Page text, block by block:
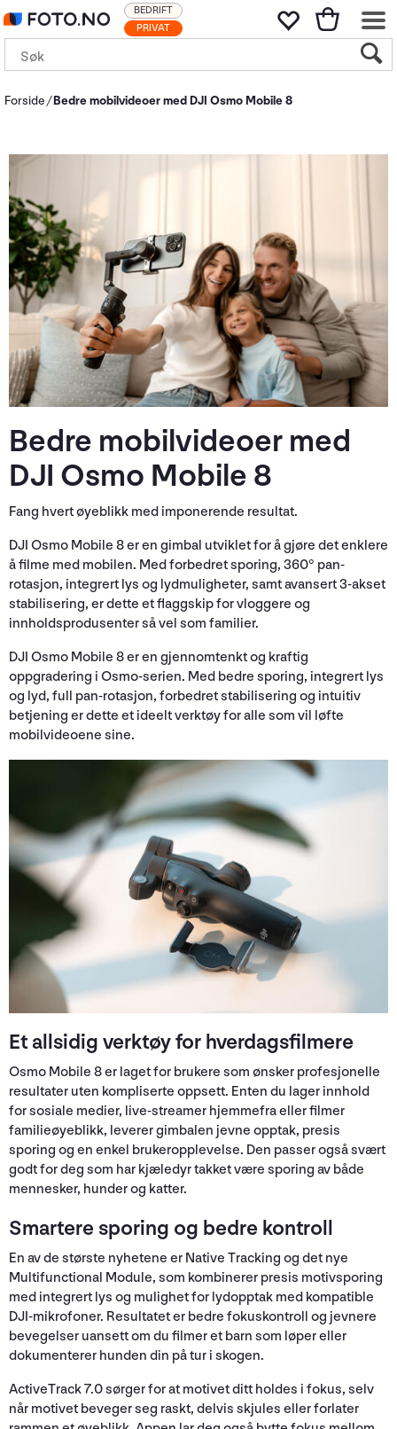
PRIVAT
BEDRIFT
Forside Bedre mobilvideoer med DJI Osmo Mobile 8
Bedre mobilvideoer med
DJI Osmo Mobile 8
Fang hvert øyeblikk med imponerende resultat.
DJI Osmo Mobile 8 er en gimbal utviklet for å gjøre det enklere
å filme med mobilen. Med forbedret sporing, 360° pan-
rotasjon, integrert lys og lydmuligheter, samt avansert 3-akset
stabilisering, er dette et flaggskip for vloggere og
innholdsprodusenter så vel som familier.
DJI Osmo Mobile 8 er en gjennomtenkt og kraftig
oppgradering i Osmo-serien. Med bedre sporing, integrert lys
og lyd, full pan-rotasjon, forbedret stabilisering og intuitiv
betjening er dette et ideelt verktøy for alle som vil løfte
mobilvideoene sine.
Et allsidig verktøy for hverdagsfilmere
Osmo Mobile 8 er laget for brukere som ønsker profesjonelle
resultater uten kompliserte oppsett. Enten du lager innhold
for sosiale medier, live-streamer hjemmefra eller filmer
familieøyeblikk, leverer gimbalen jevne opptak, presis
sporing og en enkel brukeropplevelse. Den passer også svært
godt for deg som har kjæledyr takket være sporing av både
mennesker, hunder og katter.
Smartere sporing og bedre kontroll
En av de største nyhetene er Native Tracking og det nye
Multifunctional Module, som kombinerer presis motivsporing
med integrert lys og mulighet for lydopptak med kompatible
DJI-mikrofoner. Resultatet er bedre fokuskontroll og jevnere
bevegelser uansett om du filmer et barn som løper eller
dokumenterer hunden din på tur i skogen.
ActiveTrack 7.0 sørger for at motivet ditt holdes i fokus, selv
når motivet beveger seg raskt, delvis skjules eller forlater